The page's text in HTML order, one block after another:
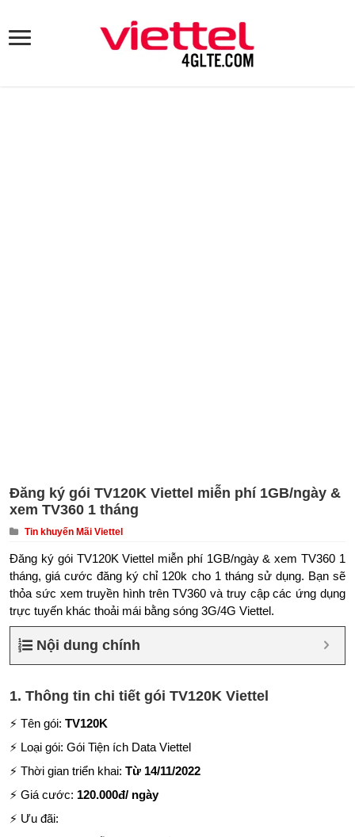
Đăng ký gói TV120K Viettel miễn phí 1GB/ngày &
xem TV360 1 tháng
Tin khuyến Mãi Viettel
Đăng ký gói TV120K Viettel miễn phí 1GB/ngày & xem TV360 1
tháng, giá cước đăng ký chỉ 120k cho 1 tháng sử dụng. Bạn sẽ
thỏa sức xem truyền hình trên TV360 và truy cập các ứng dụng
trực tuyến khác thoải mái bằng sóng 3G/4G Viettel.
Nội dung chính
1. Thông tin chi tiết gói TV120K Viettel
⚡ Tên gói:TV120K
⚡ Loại gói: Gói Tiện ích Data Viettel
⚡ Thời gian triển khai:Từ 14/11/2022
⚡ Giá cước: 120.000đ/ ngày
⚡ Ưu đãi: